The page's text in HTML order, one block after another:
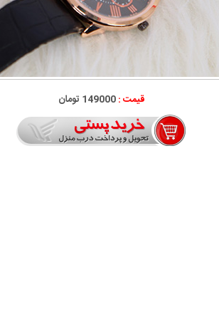
قیمت :149000 تومان